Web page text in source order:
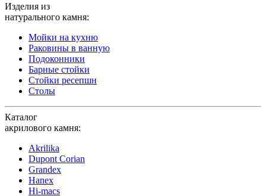
Изделия из
натурального камня:
Мойки на кухню
Раковины в ванную
Подоконники
Барные стойки
Стойки ресепшн
Столы
Каталог
акрилового камня:
Akrilika
Dupont Corian
Grandex
Hanex
Hi-macs